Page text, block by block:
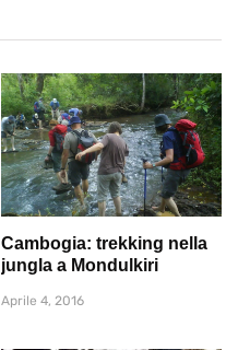
Cambogia: trekking nella
jungla a Mondulkiri
Aprile 4, 2016